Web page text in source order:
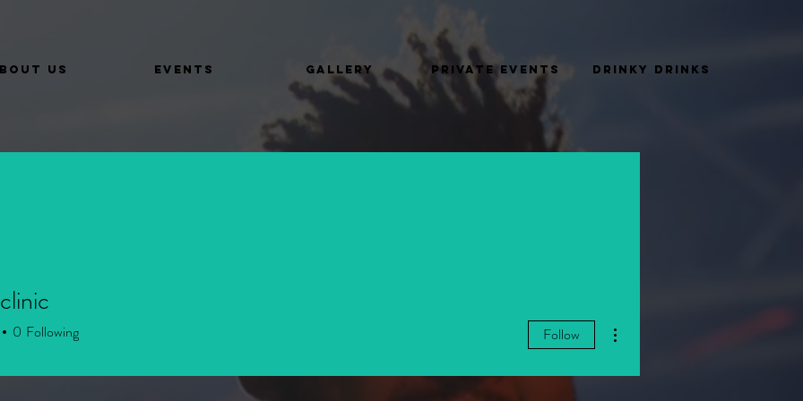
US EVENTS GALLERY PRIVATE EVENTS DRINKY DRINKS
0 Following Follow